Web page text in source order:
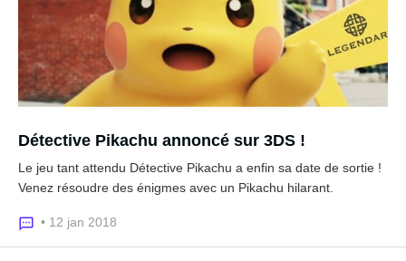
Détective Pikachu annoncé sur 3DS !
Le jeu tant attendu Détective Pikachu a enfin sa date de sortie !
Venez résoudre des énigmes avec un Pikachu hilarant.
• 12 jan 2018